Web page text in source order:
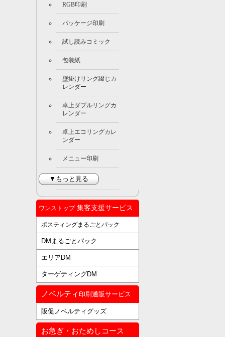
RGB印刷
パッケージ印刷
試し読みコミック
包装紙
壁掛けリング綴じカ
レンダー
卓上ダブルリングカ
レンダー
卓上エコリングカレ
ンダー
メニュー印刷
▼もっと見る
ワンストップ集客支援サービス
ポスティングまるごとパック
DMまるごとパック
エリアDM
ターゲティングDM
ノベルティ 印刷通販サービス
販促ノベルティグッズ
お急ぎ・おためしコース